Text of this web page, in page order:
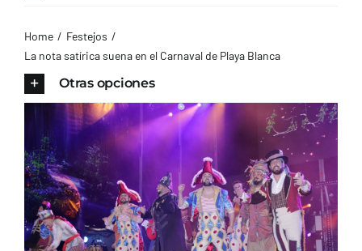
AYUNTAMIENTO
TURISMO
CONTACTO
Home
Festejos
La nota satírica suena en el Carnaval de Playa Blanca
Otras opciones